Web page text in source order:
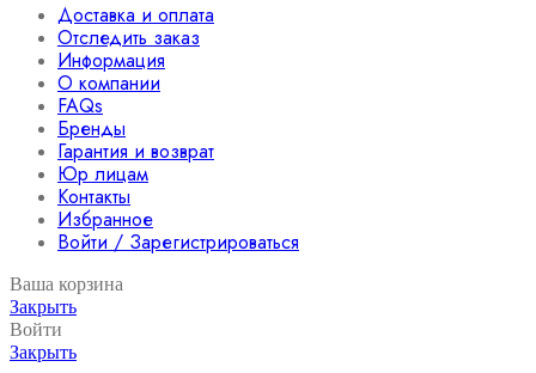
Доставка и оплата
Отследить заказ
Информация
О компании
FAQs
Бренды
Гарантия и возврат
Юр лицам
Контакты
Избранное
Войти / Зарегистрироваться
Ваша корзина
Закрыть
Войти
Закрыть